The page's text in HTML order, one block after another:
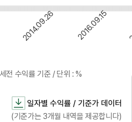
2014.09.26 2016.09.15
일자별 수익률 / 기준가 데이터
(기준가는 3개월 내역을 제공합니다)